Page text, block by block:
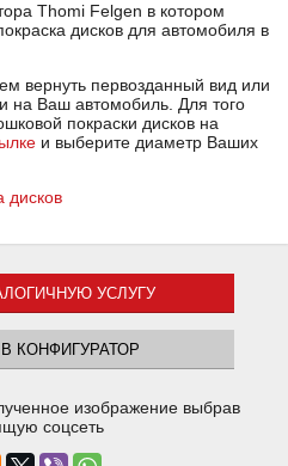
Thomi Felgen в котором
дисков для автомобиля в
вернуть первозданный вид или
на Ваш автомобиль. Для того
покраски дисков на
и выберите диаметр Ваших
дисков
УСЛУГУ
КОНФИГУРАТОР
изображение выбрав
соцсеть